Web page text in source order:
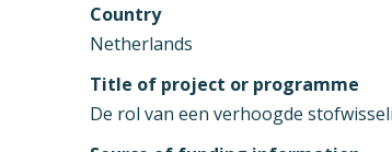
Country
Netherlands
Title of project or programme
De rol van een verhoogde